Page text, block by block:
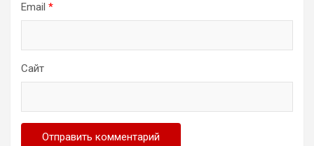
Email *
Сайт